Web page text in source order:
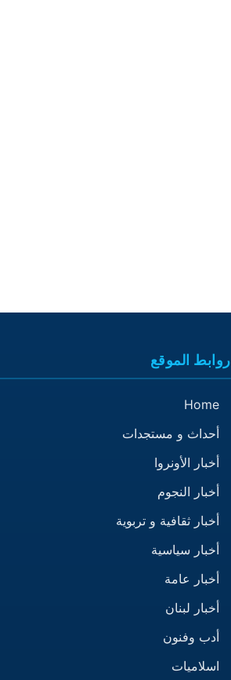
روابط الموقع
Home
أحداث و مستجدات
أخبار الأونروا
أخبار النجوم
أخبار ثقافية و تربوية
أخبار سياسية
أخبار عامة
أخبار لبنان
أدب وفنون
اسلاميات